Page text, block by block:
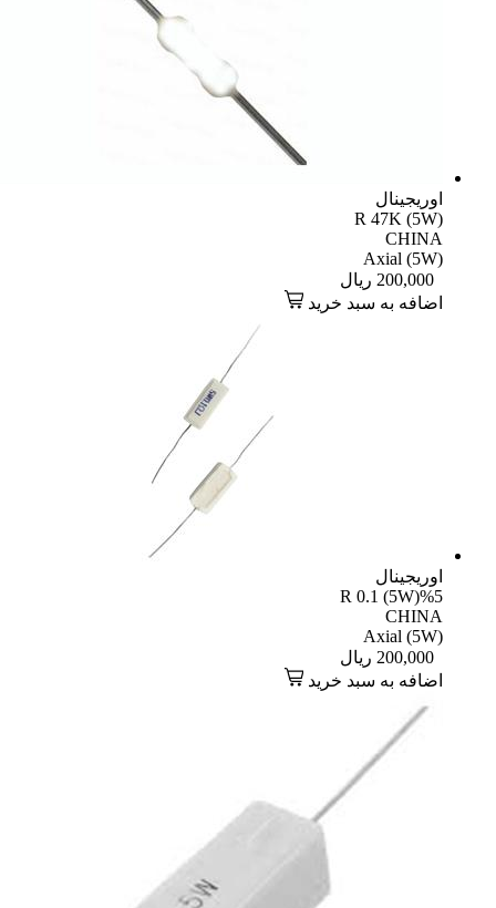
اوریجینال
R 47K (5W)
CHINA
Axial (5W)
200,000 ریال
اضافه به سبد خرید
اوریجینال
R 0.1 (5W)%5
CHINA
Axial (5W)
200,000 ریال
اضافه به سبد خرید